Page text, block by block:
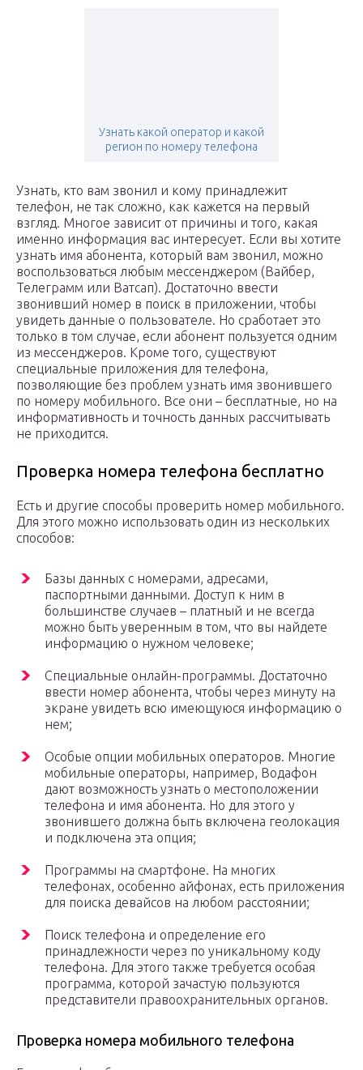
Узнать какой оператор и какой
регион по номеру телефона
Узнать, кто вам звонил и кому принадлежит
телефон, не так сложно, как кажется на первый
взгляд. Многое зависит от причины и того, какая
именно информация вас интересует. Если вы хотите
узнать имя абонента, который вам звонил, можно
воспользоваться любым мессенджером (Вайбер,
Телеграмм или Ватсап). Достаточно ввести
звонивший номер в поиск в приложении, чтобы
увидеть данные о пользователе. Но сработает это
только в том случае, если абонент пользуется одним
из мессенджеров. Кроме того, существуют
специальные приложения для телефона,
позволяющие без проблем узнать имя звонившего
по номеру мобильного. Все они – бесплатные, но на
информативность и точность данных рассчитывать
не приходится.
Проверка номера телефона бесплатно
Есть и другие способы проверить номер мобильного.
Для этого можно использовать один из нескольких
способов:
Базы данных с номерами, адресами,
паспортными данными. Доступ к ним в
большинстве случаев – платный и не всегда
можно быть уверенным в том, что вы найдете
информацию о нужном человеке;
Специальные онлайн-программы. Достаточно
ввести номер абонента, чтобы через минуту на
экране увидеть всю имеющуюся информацию о
нем;
Особые опции мобильных операторов. Многие
мобильные операторы, например, Водафон
дают возможность узнать о местоположении
телефона и имя абонента. Но для этого у
звонившего должна быть включена геолокация
и подключена эта опция;
Программы на смартфоне. На многих
телефонах, особенно айфонах, есть приложения
для поиска девайсов на любом расстоянии;
Поиск телефона и определение его
принадлежности через по уникальному коду
телефона. Для этого также требуется особая
программа, которой зачастую пользуются
представители правоохранительных органов.
Проверка номера мобильного телефона